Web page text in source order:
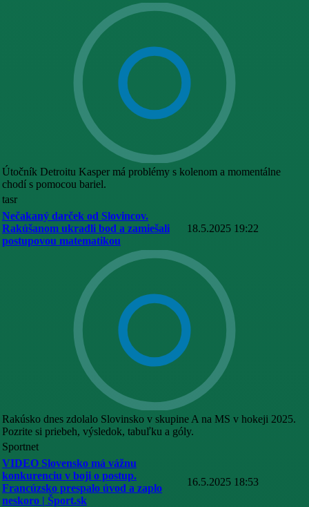
Útočník Detroitu Kasper má problémy s kolenom a momentálne
chodí s pomocou bariel.
tasr
Nečakaný darček od Slovincov.
Rakúšanom ukradli bod a zamiešali
postupovou matematikou
18.5.2025 19:22
Rakúsko dnes zdolalo Slovinsko v skupine A na MS v hokeji 2025.
Pozrite si priebeh, výsledok, tabuľku a góly.
Sportnet
VIDEO Slovensko má vážnu
konkurenciu v boji o postup.
Francúzsko prespalo úvod a zaplo
neskoro | Šport.sk
16.5.2025 18:53